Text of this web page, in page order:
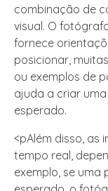
combinação de
visual. O
fornece
posicionar,
ou exemplos de
ajuda a criar
esperado.
<pAlém disso, as
tempo real,
exemplo, se uma